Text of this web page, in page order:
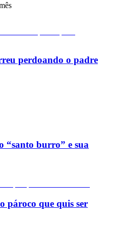
perdoando o padre
“santo burro” e sua
pároco que quis ser